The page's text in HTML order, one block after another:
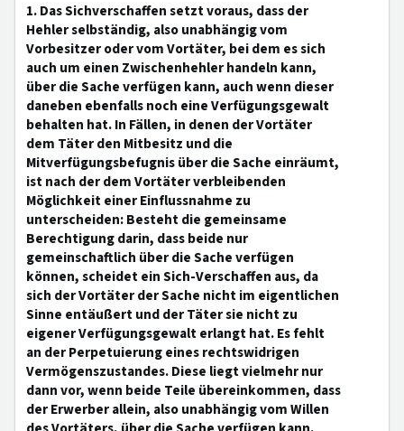
1. Das Sichverschaffen setzt voraus, dass der
Hehler selbständig, also unabhängig vom
Vorbesitzer oder vom Vortäter, bei dem es sich
auch um einen Zwischenhehler handeln kann,
über die Sache verfügen kann, auch wenn dieser
daneben ebenfalls noch eine Verfügungsgewalt
behalten hat. In Fällen, in denen der Vortäter
dem Täter den Mitbesitz und die
Mitverfügungsbefugnis über die Sache einräumt,
ist nach der dem Vortäter verbleibenden
Möglichkeit einer Einflussnahme zu
unterscheiden: Besteht die gemeinsame
Berechtigung darin, dass beide nur
gemeinschaftlich über die Sache verfügen
können, scheidet ein Sich-Verschaffen aus, da
sich der Vortäter der Sache nicht im eigentlichen
Sinne entäußert und der Täter sie nicht zu
eigener Verfügungsgewalt erlangt hat. Es fehlt
an der Perpetuierung eines rechtswidrigen
Vermögenszustandes. Diese liegt vielmehr nur
dann vor, wenn beide Teile übereinkommen, dass
der Erwerber allein, also unabhängig vom Willen